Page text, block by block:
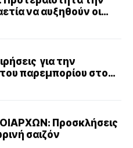
να αυξηθούν οι
για την
παρεμπορίου στον
Προσκλήσεις
σαιζόν